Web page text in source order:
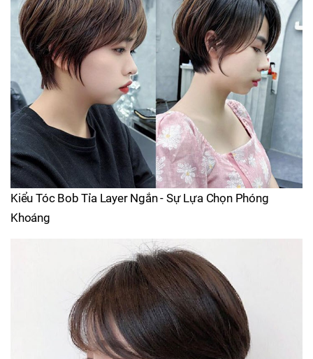
Kiểu Tóc Bob Tỉa Layer Ngắn - Sự Lựa Chọn Phóng
Khoáng